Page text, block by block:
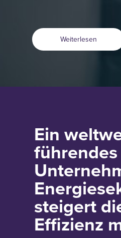
Weiterlesen
Ein
führendes
steigert
Effizienz